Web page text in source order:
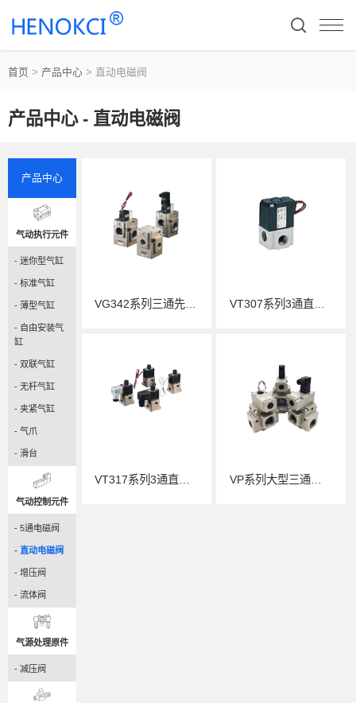
首页 > 产品中心 > 直动电磁阀
产品中心 - 直动电磁阀
产品中心
气动执行元件
- 迷你型气缸
- 标准气缸
- 薄型气缸
- 自由安装气
缸
- 双联气缸
- 无杆气缸
- 夹紧气缸
- 气爪
- 滑台
气动控制元件
- 5通电磁阀
- 直动电磁阀
- 增压阀
- 流体阀
气源处理原件
- 减压阀
VT307系列3通直动式电磁-阀座-弹性密封
VP系列大型三通电磁阀